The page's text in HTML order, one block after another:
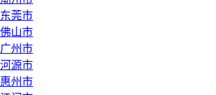
东莞市
佛山市
广州市
河源市
惠州市